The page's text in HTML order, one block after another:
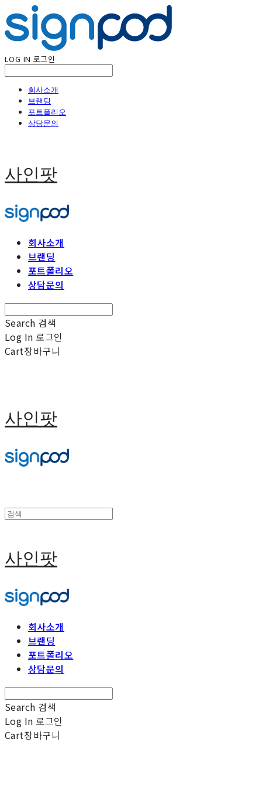
LOG IN 로그인
회사소개
브랜딩
포트폴리오
상담문의
사인팟
회사소개
브랜딩
포트폴리오
상담문의
Search 검색
Log In 로그인
Cart장바구니
사인팟
사인팟
회사소개
브랜딩
포트폴리오
상담문의
Search 검색
Log In 로그인
Cart장바구니